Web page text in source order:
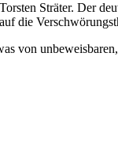
Sträter. Der
die
von